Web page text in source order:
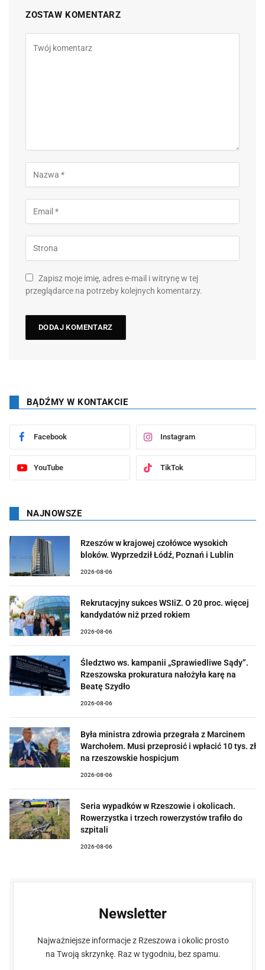
ZOSTAW KOMENTARZ
Zapisz moje imię, adres e-mail i witrynę w tej
przeglądarce na potrzeby kolejnych komentarzy.
BĄDŹMY W KONTAKCIE
Facebook Instagram
YouTube TikTok
NAJNOWSZE
Rzeszów w krajowej czołówce wysokich
bloków. Wyprzedził Łódź, Poznań i Lublin
2026-08-06
Rekrutacyjny sukces WSIiZ. O 20 proc. więcej
kandydatów niż przed rokiem
2026-08-06
Śledztwo ws. kampanii „Sprawiedliwe Sądy”.
Rzeszowska prokuratura nałożyła karę na
Beatę Szydło
2026-08-06
Była ministra zdrowia przegrała z Marcinem
Warchołem. Musi przeprosić i wpłacić 10 tys. zł
na rzeszowskie hospicjum
2026-08-06
Seria wypadków w Rzeszowie i okolicach.
Rowerzystka i trzech rowerzystów trafiło do
szpitali
2026-08-06
Newsletter
Najważniejsze informacje z Rzeszowa i okolic prosto
na Twoją skrzynkę. Raz w tygodniu, bez spamu.